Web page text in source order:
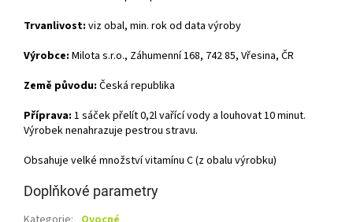
Trvanlivost: viz obal, min. rok od data výroby
Výrobce: Milota s.r.o., Záhumenní 168, 742 85, Vřesina, ČR
Země původu: Česká republika
Příprava: 1 sáček přelít 0,2l vařící vody a louhovat 10 minut.
Výrobek nenahrazuje pestrou stravu.
Obsahuje velké množství vitamínu C (z obalu výrobku)
Doplňkové parametry